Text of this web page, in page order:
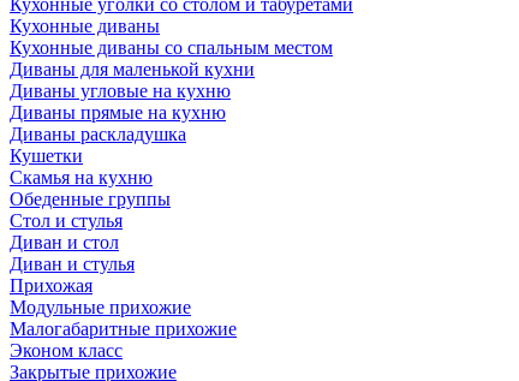
Кухонные уголки со столом и табуретами
Кухонные диваны
Кухонные диваны со спальным местом
Диваны для маленькой кухни
Диваны угловые на кухню
Диваны прямые на кухню
Диваны раскладушка
Кушетки
Скамья на кухню
Обеденные группы
Стол и стулья
Диван и стол
Диван и стулья
Прихожая
Модульные прихожие
Малогабаритные прихожие
Эконом класс
Закрытые прихожие